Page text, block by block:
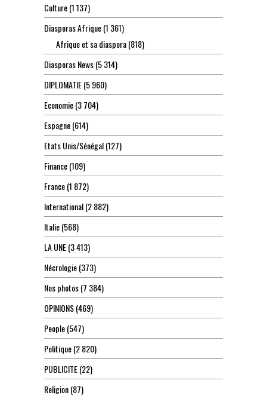
Culture(1 137)
Diasporas Afrique(1 361)
Afrique et sa diaspora(818)
Diasporas News(5 314)
DIPLOMATIE(5 960)
Economie(3 704)
Espagne(614)
Etats Unis/Sénégal(127)
Finance(109)
France(1 872)
International(2 882)
Italie(568)
LA UNE(3 413)
Nécrologie(373)
Nos photos(7 384)
OPINIONS(469)
People(547)
Politique(2 820)
PUBLICITE(22)
Religion(87)